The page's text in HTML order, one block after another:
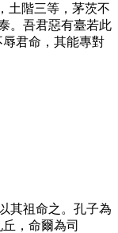
土階三等，茅茨不
。吾君惡有臺若此
君命，其能專對
其祖命之。孔子為
，命爾為司